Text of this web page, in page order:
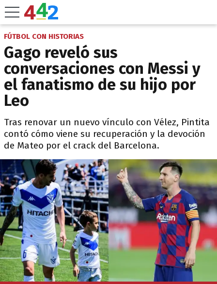
FÚTBOL CON HISTORIAS
Gago reveló sus
conversaciones con Messi y
el fanatismo de su hijo por
Leo
Tras renovar un nuevo vínculo con Vélez, Pintita
contó cómo viene su recuperación y la devoción
de Mateo por el crack del Barcelona.